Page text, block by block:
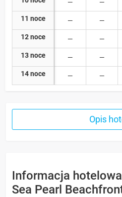
11 noce
12 noce
13 noce
14 noce
Opis
Informacja hotelowa
Sea Pearl